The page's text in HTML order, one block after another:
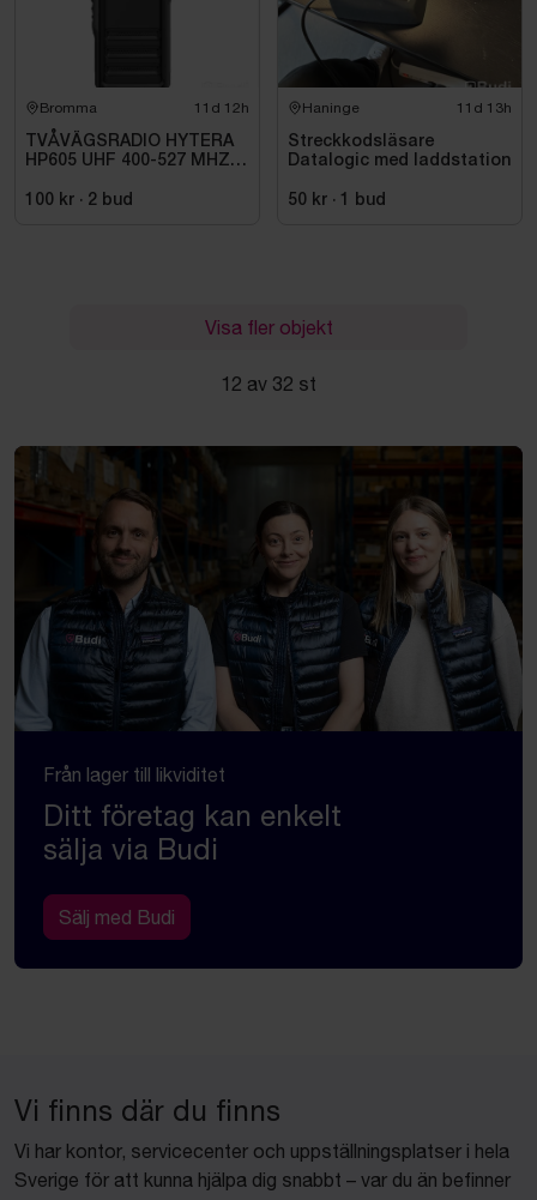
Bromma 11d 11h
TVÅVÄGSRADIO HYTERA
HP605 UHF 400-527 MHZ
100 kr · 2 bud
Haninge 11d 13h
Streckkodsläsare
Datalogic med laddstation
50 kr · 1 bud
Visa fler objekt
12 av 32 st
Från lager till likviditet
Ditt företag kan enkelt
sälja via Budi
Sälj med Budi
Vi finns där du finns
Vi har kontor, servicecenter och uppställningsplatser i hela
Sverige för att kunna hjälpa dig snabbt – var du än befinner